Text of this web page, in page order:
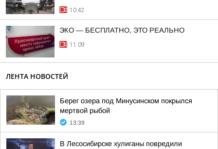
10:42
ЭКО — БЕСПЛАТНО, ЭТО РЕАЛЬНО
11:09
ЛЕНТА НОВОСТЕЙ
Берег озера под Минусинском покрылся
мертвой рыбой
13:39
В Лесосибирске хулиганы повредили